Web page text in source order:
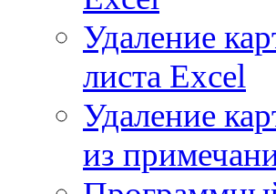
Удаление
листа Excel
Удаление
из